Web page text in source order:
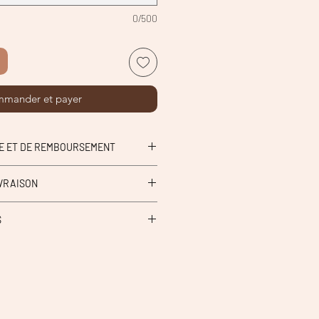
0/500
et payer
ET DE REMBOURSEMENT